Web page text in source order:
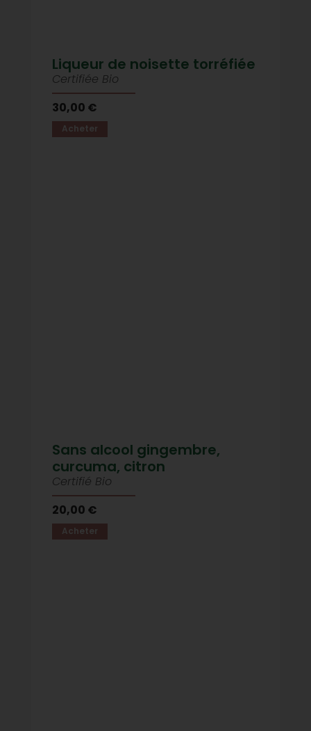
Liqueur de noisette torréfiée
Certifiée Bio
30,00 €
Acheter
Sans alcool gingembre,
curcuma, citron
Certifié Bio
20,00 €
Acheter